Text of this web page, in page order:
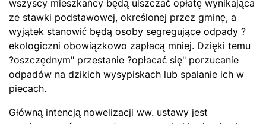
wszyscy mieszkańcy będą uiszczać opłatę wynikająca
ze stawki podstawowej, określonej przez gminę, a
wyjątek stanowić będą osoby segregujące odpady ?
ekologiczni obowiązkowo zapłacą mniej. Dzięki temu
?oszczędnym" przestanie ?opłacać się" porzucanie
odpadów na dzikich wysypiskach lub spalanie ich w
piecach.
Główną intencją nowelizacji ww. ustawy jest